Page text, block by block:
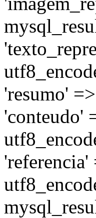
'resumo'
'conteudo'
'referencia'